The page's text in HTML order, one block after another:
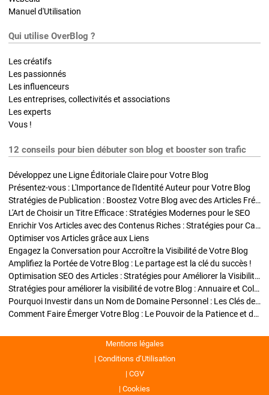
Manuel d'Utilisation
Qui utilise OverBlog ?
Les créatifs
Les passionnés
Les influenceurs
Les entreprises, collectivités et associations
Les experts
Vous !
12 conseils pour bien débuter son blog et booster son trafic
Développez une Ligne Éditoriale Claire pour Votre Blog
Présentez-vous : L'Importance de l'Identité Auteur pour Votre Blog
Stratégies de Publication : Boostez Votre Blog avec des Articles Fréquents et Exclusifs
L'Art de Choisir un Titre Efficace : Stratégies Modernes pour le SEO
Enrichir Vos Articles avec des Contenus Riches : Stratégies pour Captiver et Optimiser
Optimiser vos Articles grâce aux Liens
Engagez la Conversation pour Accroître la Visibilité de Votre Blog
Amplifiez la Portée de Votre Blog : Le partage est la clé du succès !
Optimisation SEO des Articles : Stratégies pour Améliorer la Visibilité de Votre Blog
Stratégies pour améliorer la visibilité de votre Blog : Annuaire et Collaborations
Pourquoi Investir dans un Nom de Domaine Personnel : Les Clés de la Réussite de Votre Blog
Comment Faire Émerger Votre Blog : Le Pouvoir de la Patience et de la Persévérance
Mentions légales
Conditions d’Utilisation
CGV
Cookies